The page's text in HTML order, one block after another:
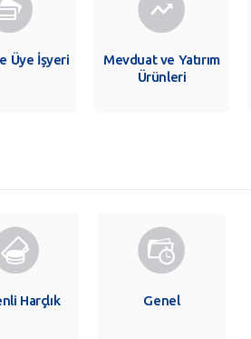
Üye İşyeri
Mevduat ve Yatırım
Ürünleri
Harçlık Genel